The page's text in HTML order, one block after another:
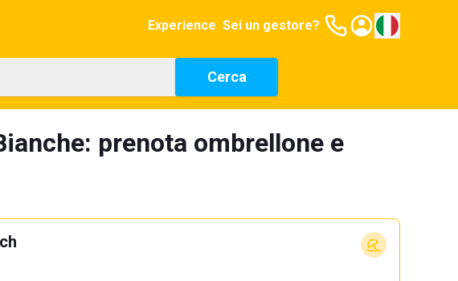
Experience Sei un gestore?
Cerca
prenota ombrellone e